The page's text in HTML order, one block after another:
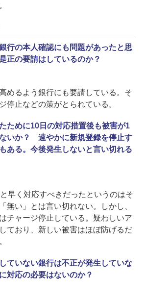
行の本人確認にも問題があったと思
正の要請はしているのか？
めるよう銀行にも要請している。そ
停止などの策がとられている。
ために10日の対応措置後も被害が1
いか？ 速やかに新規登録を停止す
ある。今後発生しないと言い切れる
早く対応すべきだったというのはそ
無い」とは言い切れない。しかし、
チャージ停止している。疑わしいア
ており、新しい被害はほぼ防げるだ
ていない銀行は不正が発生していな
対応の必要はないのか？